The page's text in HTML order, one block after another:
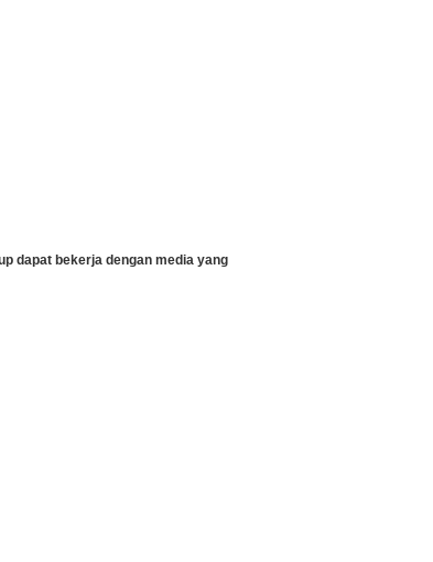
dapat bekerja dengan media yang